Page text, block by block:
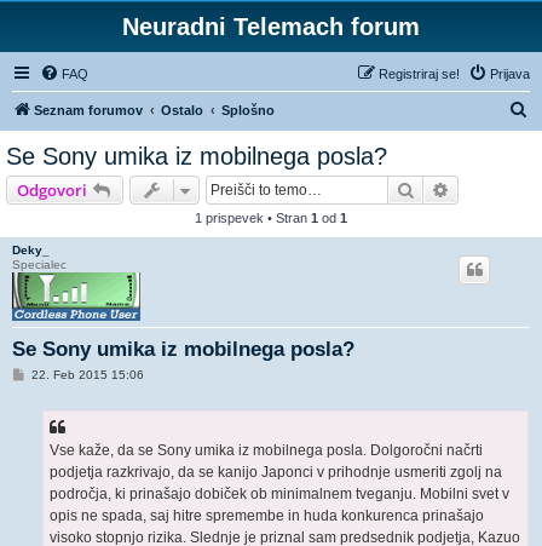
Neuradni Telemach forum
FAQ Prijava
Registriraj se!
Seznam forumov Ostalo Splošno
Se Sony umika iz mobilnega posla?
Odgovori Iskanje
1 prispevek • Stran 1 od 1
Deky_
Specialec
Se Sony umika iz mobilnega posla?
O22. Feb 2015 15:06
Vse kaže, da se Sony umika iz mobilnega posla. Dolgoročni načrti
podjetja razkrivajo, da se kanijo Japonci v prihodnje usmeriti zgolj na
področja, ki prinašajo dobiček ob minimalnem tveganju. Mobilni svet v
opis ne spada, saj hitre spremembe in huda konkurenca prinašajo
visoko stopnjo rizika. Slednje je priznal sam predsednik podjetja, Kazuo